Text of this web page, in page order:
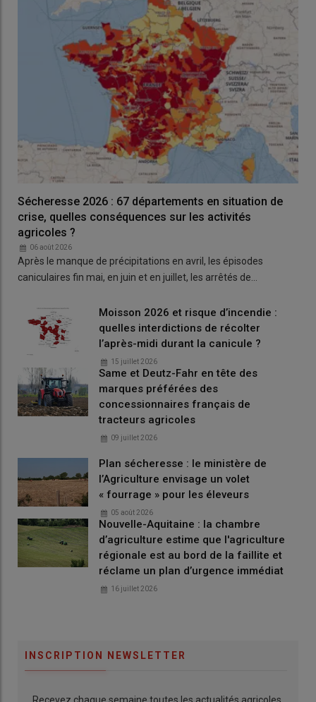
Sécheresse 2026 : 67 départements en situation de
crise, quelles conséquences sur les activités
agricoles ?
06 août 2026
Après le manque de précipitations en avril, les épisodes
caniculaires fin mai, en juin et en juillet, les arrêtés de…
Moisson 2026 et risque d’incendie :
quelles interdictions de récolter
l’après-midi durant la canicule ?
15 juillet 2026
Same et Deutz-Fahr en tête des
marques préférées des
concessionnaires français de
tracteurs agricoles
09 juillet 2026
Plan sécheresse : le ministère de
l’Agriculture envisage un volet
« fourrage » pour les éleveurs
05 août 2026
Nouvelle-Aquitaine : la chambre
d’agriculture estime que l'agriculture
régionale est au bord de la faillite et
réclame un plan d’urgence immédiat
16 juillet 2026
INSCRIPTION NEWSLETTER
Recevez chaque semaine toutes les actualités agricoles.